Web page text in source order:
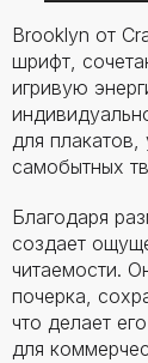
Brooklyn от
шрифт,
игривую
для
самобытных
Благодаря
создает
читаемости.
почерка,
что делает
для